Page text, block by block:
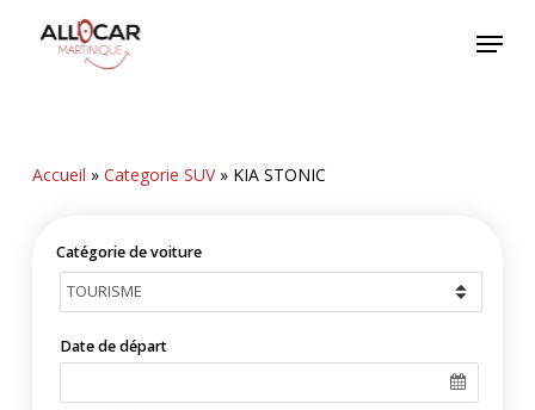
Menu
Accueil » Categorie SUV» KIA STONIC
Catégorie de voiture
Date de départ